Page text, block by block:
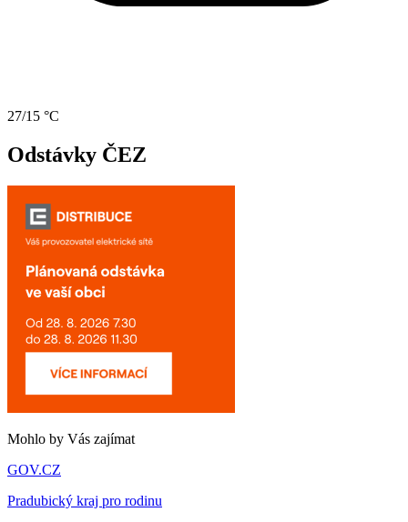
27/15 °C
Odstávky ČEZ
Mohlo by Vás zajímat
GOV.CZ
Pradubický kraj pro rodinu